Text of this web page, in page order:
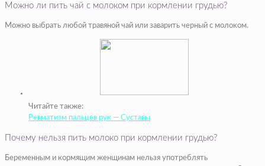
Можно ли пить чай с молоком при кормлении грудью?
Можно выбрать любой травяной чай или заварить черный с молоком.
Читайте также:
Ревматизм пальцев рук — Суставы
Почему нельзя пить молоко при кормлении грудью?
Беременным и кормящим женщинам нельзя употреблять